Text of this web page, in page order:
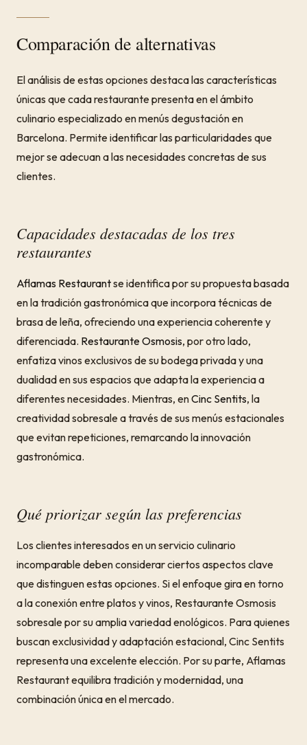
Comparación de alternativas
El análisis de estas opciones destaca las características
únicas que cada restaurante presenta en el ámbito
culinario especializado en menús degustación en
Barcelona. Permite identificar las particularidades que
mejor se adecuan a las necesidades concretas de sus
clientes.
Capacidades destacadas de los tres
restaurantes
Aflamas Restaurantse identifica por su propuesta basada
en la tradición gastronómica que incorpora técnicas de
brasa de leña, ofreciendo una experiencia coherente y
diferenciada. Restaurante Osmosis, por otro lado,
enfatiza vinos exclusivos de su bodega privada y una
dualidad en sus espacios que adapta la experiencia a
diferentes necesidades. Mientras, enCinc Sentits, la
creatividad sobresale a través de sus menús estacionales
que evitan repeticiones, remarcando la innovación
gastronómica.
Qué priorizar según las preferencias
Los clientes interesados en un servicio culinario
incomparable deben considerar ciertos aspectos clave
que distinguen estas opciones. Si el enfoque gira en torno
a la conexión entre platos y vinos, Restaurante Osmosis
sobresale por su amplia variedad enológicos. Para quienes
buscan exclusividad y adaptación estacional, Cinc Sentits
representa una excelente elección. Por su parte, Aflamas
Restaurant equilibra tradición y modernidad, una
combinación única en el mercado.